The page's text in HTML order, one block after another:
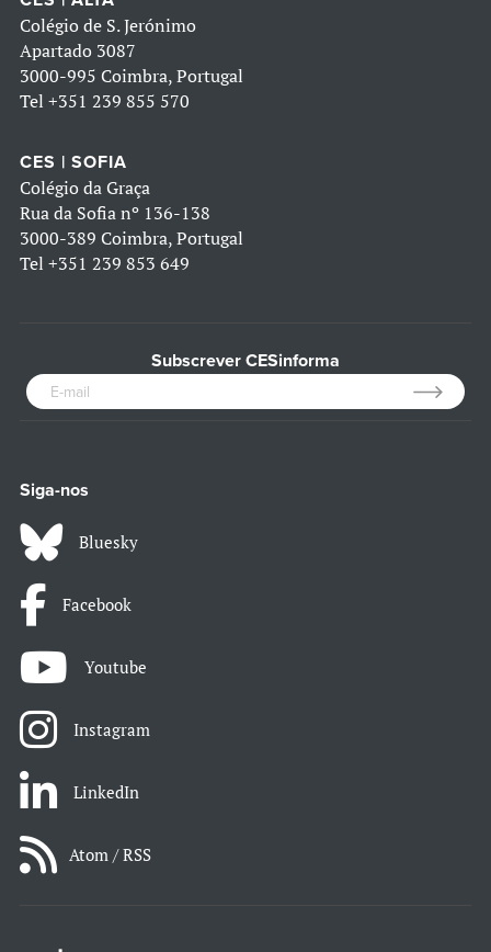
Colégio de S. Jerónimo
Apartado 3087
3000-995 Coimbra, Portugal
Tel +351 239 855 570
CES | SOFIA
Colégio da Graça
Rua da Sofia nº 136-138
3000-389 Coimbra, Portugal
Tel +351 239 853 649
Subscrever CESinforma
Siga-nos
Bluesky
Facebook
Youtube
Instagram
LinkedIn
Atom / RSS